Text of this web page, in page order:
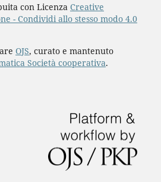
con Licenza Creative
- Condividi allo stesso modo 4.0
OJS, curato e mantenuto
Società cooperativa.